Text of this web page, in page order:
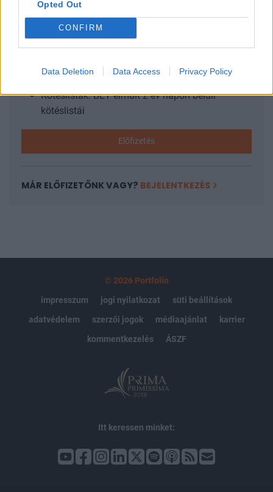
Opted Out
CONFIRM
Data Deletion Data Access Privacy Policy
A keresett cikk a portfolio.hu hírarchívumához
tartozik, melynek olvasása előfizetéses
regisztrációhoz kötött.
Az előfizetés a következőket tartalmazza:
Portfolio.hu teljes cikkarchívum
Kötéslisták: BÉT elmúlt 2 év napon belüli
kötéslistái
Előfizetés
MÁR ELŐFIZETŐNK VAGY? BEJELENTKEZÉS
© 2026 Portfolio
impresszum
jogi nyilatkozat
süti beállítások
adatvédelem
szerzői jogok médiaajánlat
karrier
kommentkezelés
ÁSZF
Itt keressen minket: